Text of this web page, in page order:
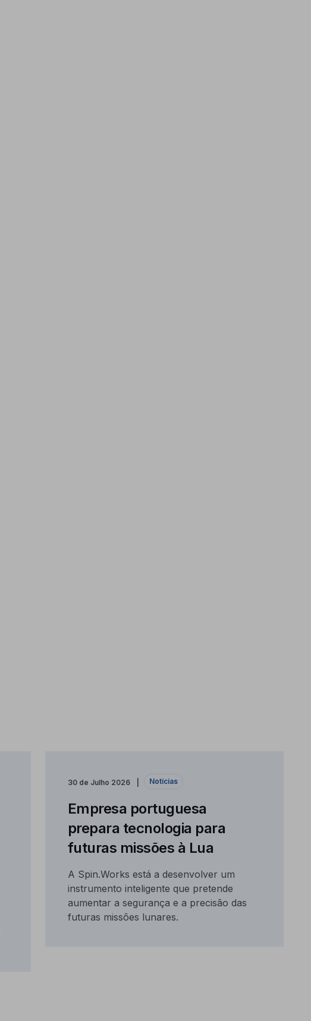
30 de Julho 2026 Notícias
Empresa portuguesa
prepara tecnologia para
futuras missões à Lua
A Spin.Works está a desenvolver um
instrumento inteligente que pretende
aumentar a segurança e a precisão das
futuras missões lunares.